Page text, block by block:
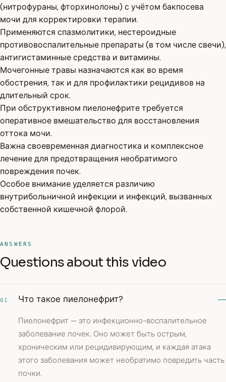
(нитрофураны, фторхинолоны) с учётом бакпосева
мочи для корректировки терапии.
Применяются спазмолитики, нестероидные
противовоспалительные препараты (в том числе свечи),
антигистаминные средства и витамины.
Мочегонные травы назначаются как во время
обострения, так и для профилактики рецидивов на
длительный срок.
При обструктивном пиелонефрите требуется
оперативное вмешательство для восстановления
оттока мочи.
Важна своевременная диагностика и комплексное
лечение для предотвращения необратимого
повреждения почек.
Особое внимание уделяется различию
внутрибольничной инфекции и инфекций, вызванных
собственной кишечной флорой.
ANSWERS
Questions about this video
01 Что такое пиелонефрит?
Пиелонефрит — это инфекционно-воспалительное
заболевание почек. Оно может быть острым,
хроническим или рецидивирующим, и каждая атака
этого заболевания может необратимо повредить часть
почки.